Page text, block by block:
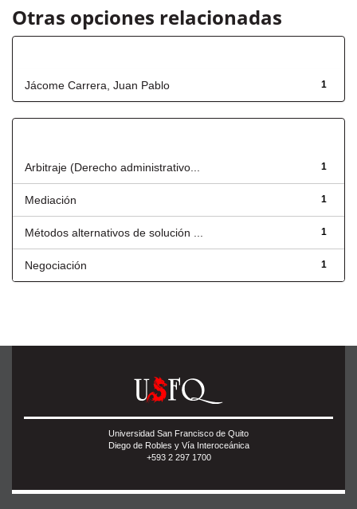
Otras opciones relacionadas
1
Jácome Carrera, Juan Pablo
1
Arbitraje (Derecho administrativo...
1
Mediación
1
Métodos alternativos de solución ...
1
Negociación
Universidad San Francisco de Quito
Diego de Robles y Vía Interoceánica
+593 2 297 1700